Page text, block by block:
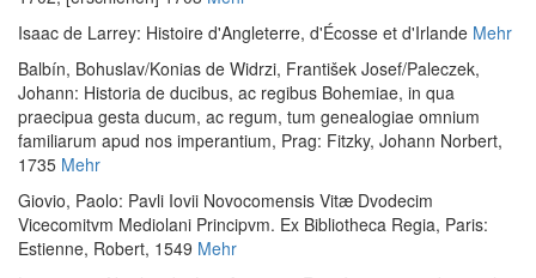
Isaac de Larrey: Histoire d'Angleterre, d'Écosse et d'Irlande Mehr
Balbín, Bohuslav/Konias de Widrzi, František Josef/Paleczek,
Johann: Historia de ducibus, ac regibus Bohemiae, in qua
praecipua gesta ducum, ac regum, tum genealogiae omnium
familiarum apud nos imperantium, Prag: Fitzky, Johann Norbert,
1735 Mehr
Giovio, Paolo: Pavli Iovii Novocomensis Vitæ Dvodecim
Vicecomitvm Mediolani Principvm. Ex Bibliotheca Regia, Paris:
Estienne, Robert, 1549 Mehr